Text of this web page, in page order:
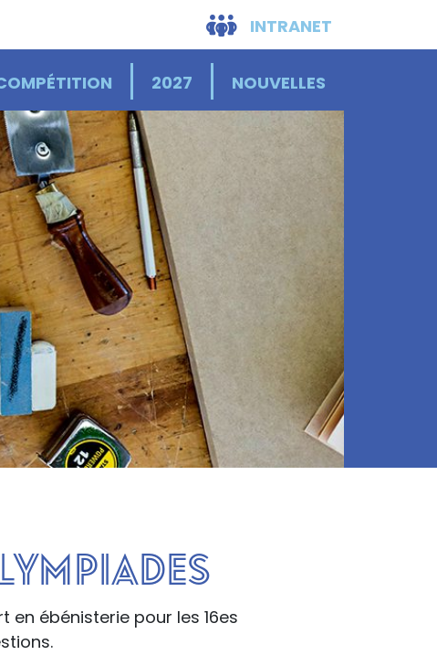
INTRANET
2027 NOUVELLES
en ébénisterie pour les 16es